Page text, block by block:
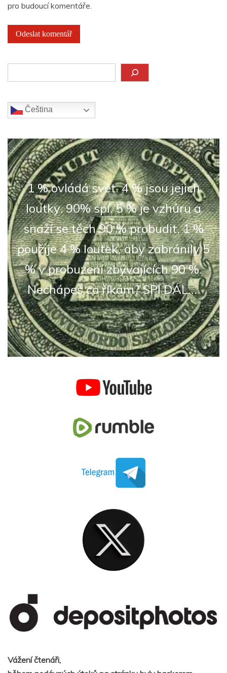
pro budoucí komentáře.
Čeština‎
1 % ovládá svět. 4 % jsou jejich
loutky. 90% spí. 5 % je vzhůru a
snaží se těch 90 % probudit. 1 %
použije 4 % loutek, aby zabránily 5
% v probuzení zbývajících 90 %.
Nechápeš co říkám? SPI DÁL...
Vážení čtenáři,